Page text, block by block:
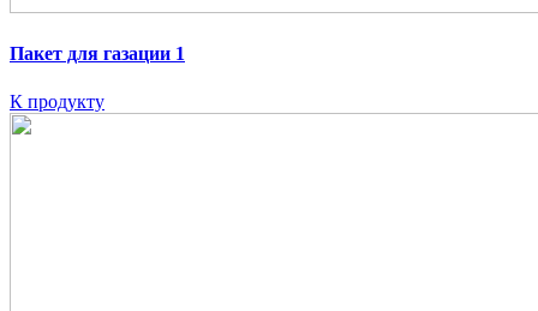
Пакет для газации 1
К продукту